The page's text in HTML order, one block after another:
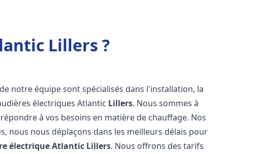
Lillers ?
notre équipe sont spécialisés dans l'installation, la
électriques Atlantic Lillers. Nous sommes à
à vos besoins en matière de chauffage. Nos
nous nous déplaçons dans les meilleurs délais pour
électrique Atlantic Lillers. Nous offrons des tarifs